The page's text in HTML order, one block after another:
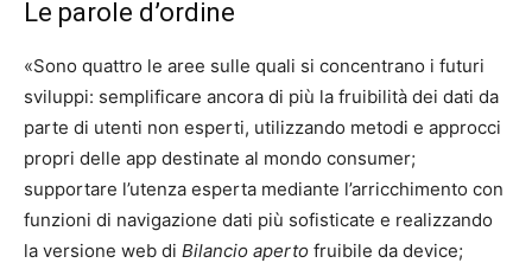
Le parole d’ordine
«Sono quattro le aree sulle quali si concentrano i futuri
sviluppi: semplificare ancora di più la fruibilità dei dati da
parte di utenti non esperti, utilizzando metodi e approcci
propri delle app destinate al mondo consumer;
supportare l’utenza esperta mediante l’arricchimento con
funzioni di navigazione dati più sofisticate e realizzando
la versione web di Bilancio aperto fruibile da device;